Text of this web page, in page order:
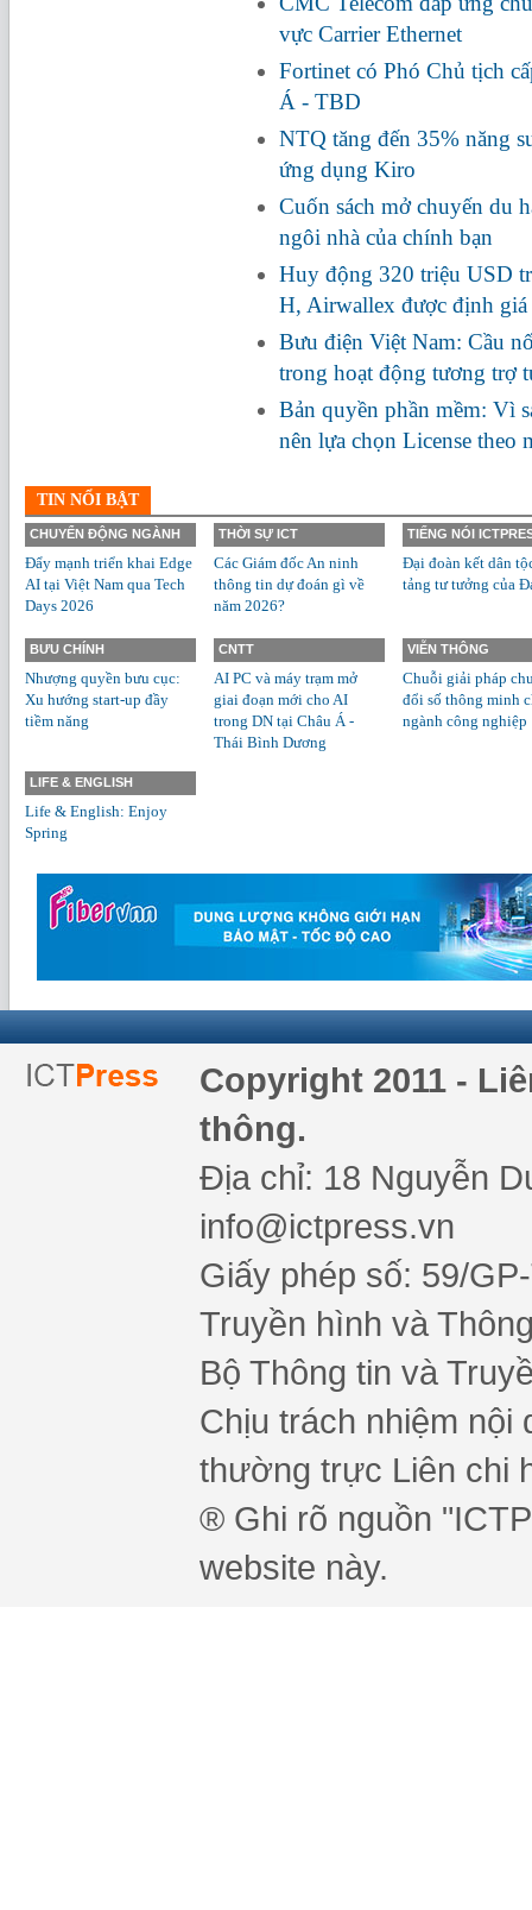
vực Carrier Ethernet
Fortinet có Phó Chủ tịch
Á - TBD
NTQ tăng đến 35% năng
ứng dụng Kiro
Cuốn sách mở chuyến du
ngôi nhà của chính bạn
Huy động 320 triệu USD
H, Airwallex được định
Bưu điện Việt Nam: Cầu
trong hoạt động tương trợ
Bản quyền phần mềm: Vì
nên lựa chọn License theo
TIN NỔI BẬT
CHUYỂN ĐỘNG NGÀNH
Đẩy mạnh triển khai Edge
AI tại Việt Nam qua Tech
Days 2026
THỜI SỰ ICT
Các Giám đốc An ninh
thông tin dự đoán gì về
năm 2026?
TIẾNG NÓI
Đại đoàn kết dân
tảng tư tưởng của
BƯU CHÍNH
Nhượng quyền bưu cục:
Xu hướng start-up đầy
tiềm năng
CNTT
AI PC và máy trạm mở
giai đoạn mới cho AI
trong DN tại Châu Á -
Thái Bình Dương
VIỄN THÔNG
Chuỗi giải pháp
đổi số thông minh
ngành công nghiệp
LIFE & ENGLISH
Life & English: Enjoy
Spring
Copyright 2011 -
thông.
Địa chỉ: 18 Nguyễn
info@ictpress.vn
Giấy phép số: 59/
Truyền hình và
Bộ Thông tin và
Chịu trách nhiệm nội
thường trực Liên chi
® Ghi rõ nguồn
website này.